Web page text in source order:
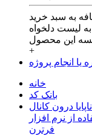
به سبد خرید
به لیست دلخواه
این محصول
+
انجام پروژه
خانه
بانک کد
درون کانال
از نرم افزار
فرترن